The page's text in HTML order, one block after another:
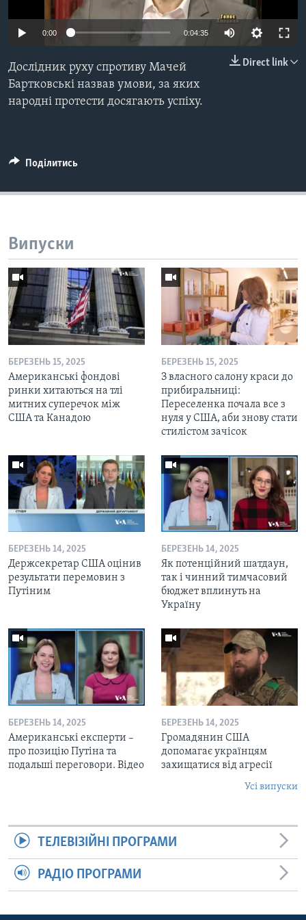
СУСПІЛЬСТВО
ЕКОНОМІКА
ІСТОРІЇ УСПІХУ УКРАЇНЦІВ
ТЕЛЕПРОГРАМИ
БРИФІНГ ГОЛОСУ АМЕРИКИ
СТУДІЯ ВАШИНГТОН
Learning English
0:00 0:04:35
Direct link
Дослідник руху спротиву Мачей
Бартковські назвав умови, за яких
народні протести досягають успіху.
Поділитись
Випуски
БЕРЕЗЕНЬ 15, 2025
Американські фондові
ринки хитаються на тлі
митних суперечок між
США та Канадою
БЕРЕЗЕНЬ 15, 2025
З власного салону краси до
прибиральниці:
Переселенка почала все з
нуля у США, аби знову стати
стилістом зачісок
БЕРЕЗЕНЬ 14, 2025
Держсекретар США оцінив
результати перемовин з
Путіним
БЕРЕЗЕНЬ 14, 2025
Як потенційний шатдаун,
так і чинний тимчасовий
бюджет вплинуть на
Україну
БЕРЕЗЕНЬ 14, 2025
Американські експерти –
про позицію Путіна та
подальші переговори. Відео
БЕРЕЗЕНЬ 14, 2025
Громадянин США
допомагає українцям
захищатися від агресії
Усі випуски
ТЕЛЕВІЗІЙНІ ПРОГРАМИ
РАДІО ПРОГРАМИ